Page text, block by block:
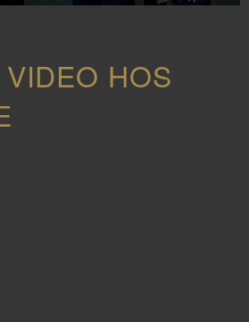
HOS